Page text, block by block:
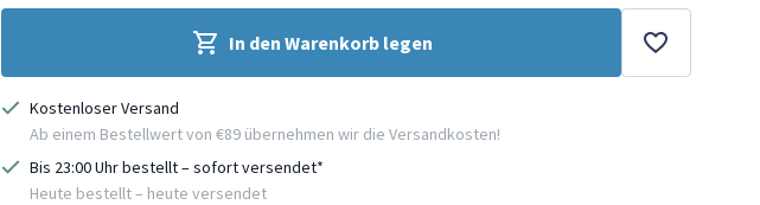
In den Warenkorb legen
Kostenloser Versand
Ab einem Bestellwert von €89 übernehmen wir die Versandkosten!
Bis 23:00 Uhr bestellt – sofort versendet*
Heute bestellt – heute versendet